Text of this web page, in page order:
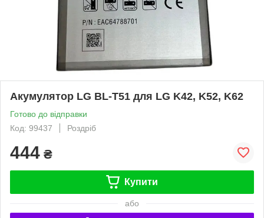
Акумулятор LG BL-T51 для LG K42, K52, K62
Готово до відправки
Код: 99437
Роздріб
444 ₴
Купити
або